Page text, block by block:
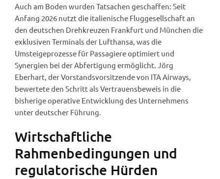
Auch am Boden wurden Tatsachen geschaffen: Seit
Anfang 2026 nutzt die italienische Fluggesellschaft an
den deutschen Drehkreuzen Frankfurt und München die
exklusiven Terminals der Lufthansa, was die
Umsteigeprozesse für Passagiere optimiert und
Synergien bei der Abfertigung ermöglicht. Jörg
Eberhart, der Vorstandsvorsitzende von ITA Airways,
bewertete den Schritt als Vertrauensbeweis in die
bisherige operative Entwicklung des Unternehmens
unter deutscher Führung.
Wirtschaftliche
Rahmenbedingungen und
regulatorische Hürden